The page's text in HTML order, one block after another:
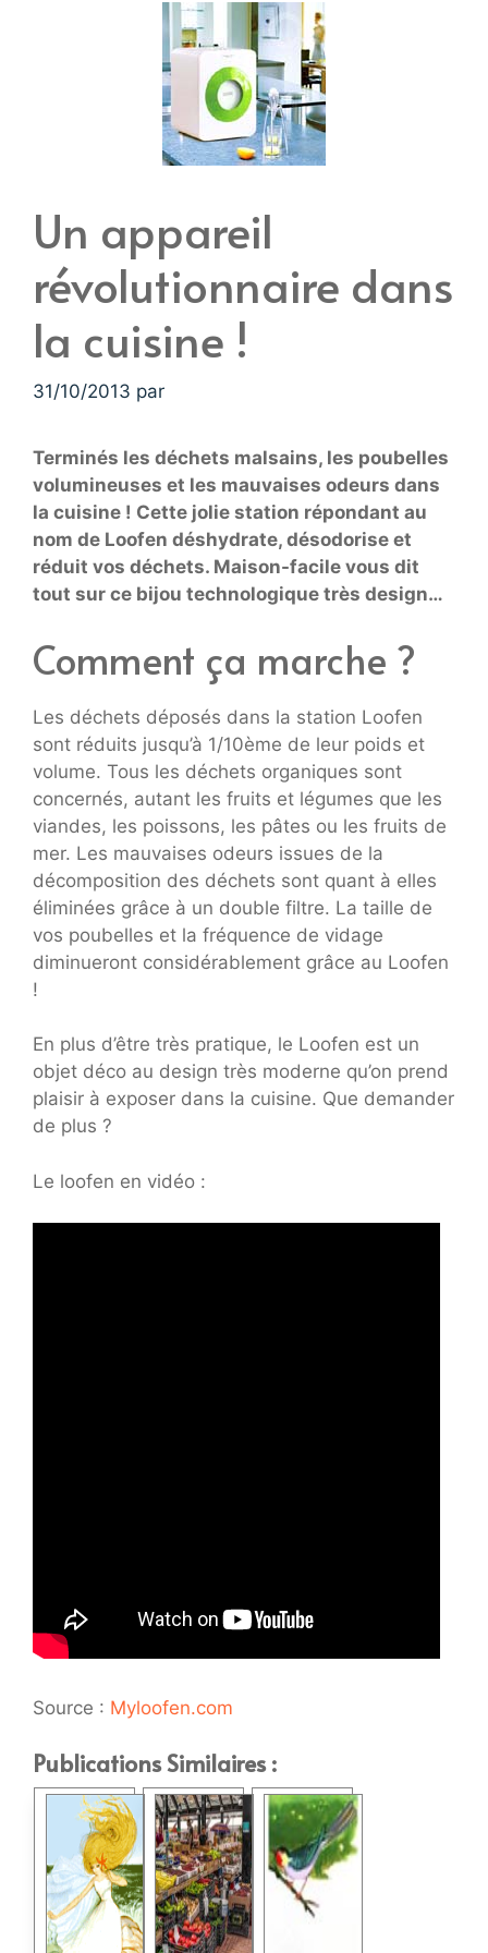
Un appareil
révolutionnaire dans
la cuisine !
31/10/2013 par
Terminés les déchets malsains, les poubelles
volumineuses et les mauvaises odeurs dans
la cuisine ! Cette jolie station répondant au
nom de Loofen déshydrate, désodorise et
réduit vos déchets. Maison-facile vous dit
tout sur ce bijou technologique très design…
Comment ça marche ?
Les déchets déposés dans la station Loofen
sont réduits jusqu’à 1/10ème de leur poids et
volume. Tous les déchets organiques sont
concernés, autant les fruits et légumes que les
viandes, les poissons, les pâtes ou les fruits de
mer. Les mauvaises odeurs issues de la
décomposition des déchets sont quant à elles
éliminées grâce à un double filtre. La taille de
vos poubelles et la fréquence de vidage
diminueront considérablement grâce au Loofen
!
En plus d’être très pratique, le Loofen est un
objet déco au design très moderne qu’on prend
plaisir à exposer dans la cuisine. Que demander
de plus ?
Le loofen en vidéo :
Source : Myloofen.com
Publications Similaires :